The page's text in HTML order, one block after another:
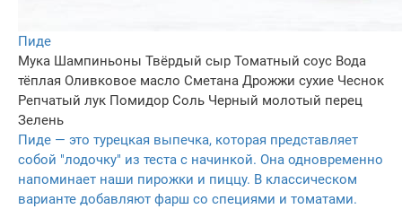
Пиде
Мука Шампиньоны Твёрдый сыр Томатный соус Вода
тёплая Оливковое масло Сметана Дрожжи сухие Чеснок
Репчатый лук Помидор Соль Черный молотый перец
Зелень
Пиде — это турецкая выпечка, которая представляет
собой "лодочку" из теста с начинкой. Она одновременно
напоминает наши пирожки и пиццу. В классическом
варианте добавляют фарш со специями и томатами.